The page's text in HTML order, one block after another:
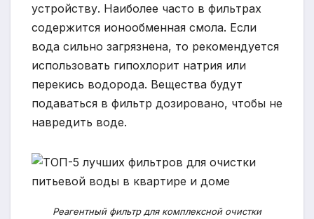
устройству. Наиболее часто в фильтрах
содержится ионообменная смола. Если
вода сильно загрязнена, то рекомендуется
использовать гипохлорит натрия или
перекись водорода. Вещества будут
подаваться в фильтр дозировано, чтобы не
навредить воде.
Реагентный фильтр для комплексной очистки